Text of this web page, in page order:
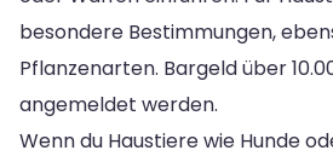
besondere Bestimmungen,
Pflanzenarten. Bargeld über
angemeldet werden.
Wenn du Haustiere wie Hunde